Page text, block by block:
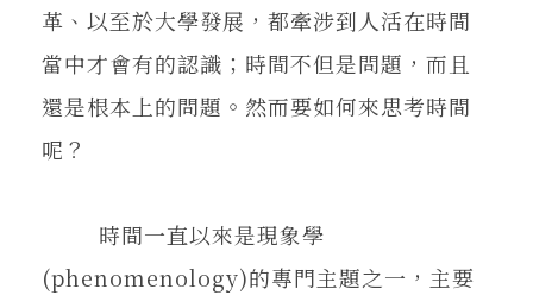
革、以至於大學發展，都牽涉到人活在時間
當中才會有的認識；時間不但是問題，而且
還是根本上的問題。然而要如何來思考時間
呢？
時間一直以來是現象學
(phenomenology)的專門主題之一，主要